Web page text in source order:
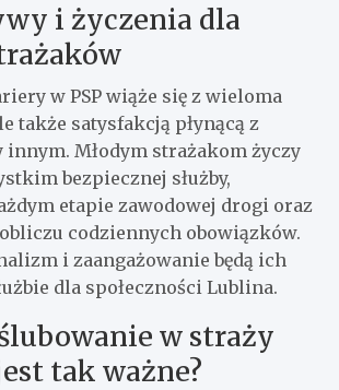
i życzenia dla
w PSP wiąże się z wieloma
także satysfakcją płynącą z
innym. Młodym strażakom życzy
bezpiecznej służby,
etapie zawodowej drogi oraz
codziennych obowiązków.
i zaangażowanie będą ich
dla społeczności Lublina.
w straży
tak ważne?